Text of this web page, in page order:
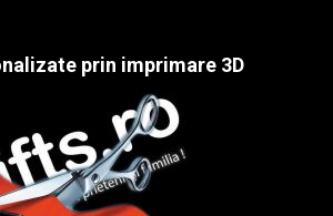
prin imprimare 3D